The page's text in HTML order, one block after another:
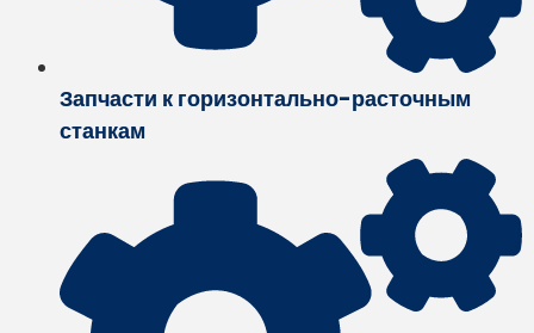
Запчасти к горизонтально-расточным
станкам